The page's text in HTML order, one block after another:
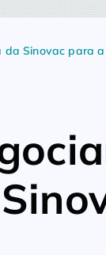
da Sinovac para